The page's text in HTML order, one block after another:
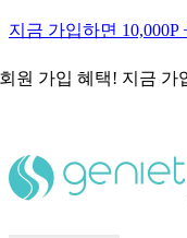
지금 가입하면 10,000P
원 가입 혜택! 지금 가